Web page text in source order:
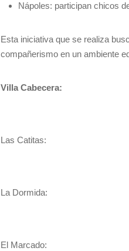
Nápoles: participan chicos
Esta iniciativa que se realiza
compañerismo en un ambiente
Villa Cabecera:
Las Catitas:
La Dormida:
El Marcado: